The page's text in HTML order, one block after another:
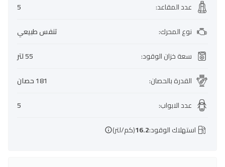
عدد المقاعد:
5
نوع المحرك:
تنفس طبيعي
سعة خزان الوقود:
55 لتر
القدرة بالحصان:
181 حصان
عدد الابواب:
5
استهلاك الوقود:16.2(كم/لتر)